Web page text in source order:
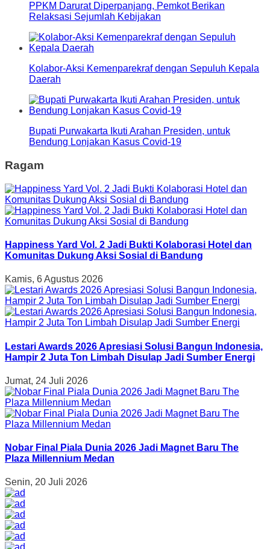
PPKM Darurat Diperpanjang, Pemkot Berikan
Relaksasi Sejumlah Kebijakan
Kolabor-Aksi Kemenparekraf dengan Sepuluh Kepala
Daerah
Bupati Purwakarta Ikuti Arahan Presiden, untuk
Bendung Lonjakan Kasus Covid-19
Ragam
Happiness Yard Vol. 2 Jadi Bukti Kolaborasi Hotel dan
Komunitas Dukung Aksi Sosial di Bandung
Kamis, 6 Agustus 2026
Lestari Awards 2026 Apresiasi Solusi Bangun Indonesia,
Hampir 2 Juta Ton Limbah Disulap Jadi Sumber Energi
Jumat, 24 Juli 2026
Nobar Final Piala Dunia 2026 Jadi Magnet Baru The
Plaza Millennium Medan
Senin, 20 Juli 2026